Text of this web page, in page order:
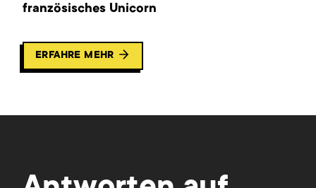
französisches Unicorn
ERFAHRE MEHR